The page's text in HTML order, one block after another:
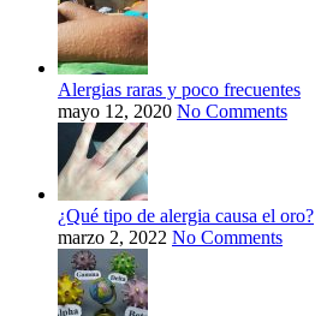
Alergias raras y poco frecuentes
mayo 12, 2020 No Comments
¿Qué tipo de alergia causa el oro?
marzo 2, 2022 No Comments